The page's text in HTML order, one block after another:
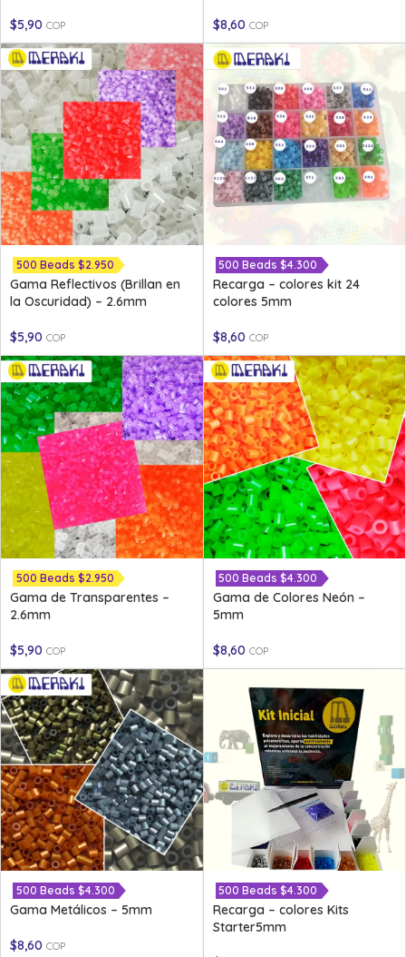
$5,90 COP $8,60 COP
500 Beads $2.950
Gama Reflectivos (Brillan en
la Oscuridad) – 2.6mm
$5,90 COP
500 Beads $4.300
Recarga – colores kit 24
colores 5mm
$8,60 COP
500 Beads $2.950
Gama de Transparentes –
2.6mm
$5,90 COP
500 Beads $4.300
Gama de Colores Neón –
5mm
$8,60 COP
500 Beads $4.300
Gama Metálicos – 5mm
$8,60 COP
500 Beads $4.300
Recarga – colores Kits
Starter5mm